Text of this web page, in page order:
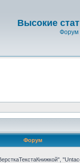
Высокие
Форум
Форум